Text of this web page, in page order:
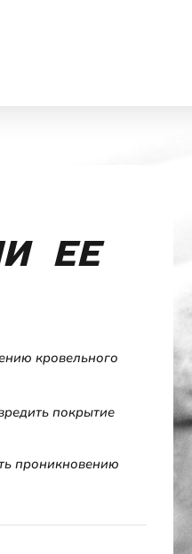
ЕЕ
кровельного
покрытие
проникновению